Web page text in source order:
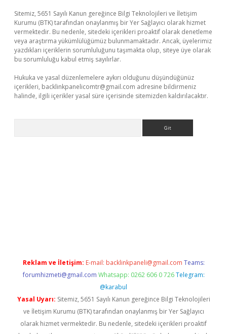
Sitemiz, 5651 Sayılı Kanun gereğince Bilgi Teknolojileri ve İletişim
Kurumu (BTK) tarafından onaylanmış bir Yer Sağlayıcı olarak hizmet
vermektedir. Bu nedenle, sitedeki içerikleri proaktif olarak denetleme
veya araştırma yükümlülüğümüz bulunmamaktadır. Ancak, üyelerimiz
yazdıkları içeriklerin sorumluluğunu taşımakta olup, siteye üye olarak
bu sorumluluğu kabul etmiş sayılırlar.
Hukuka ve yasal düzenlemelere aykırı olduğunu düşündüğünüz
içerikleri, backlinkpanelicomtr@gmail.com adresine bildirmeniz
halinde, ilgili içerikler yasal süre içerisinde sitemizden kaldırılacaktır.
Reklam ve İletişim: E-mail: backlinkpaneli@gmail.com Teams:
forumhizmeti@gmail.com Whatsapp: 0262 606 0 726 Telegram:
@karabul
Yasal Uyarı: Sitemiz, 5651 Sayılı Kanun gereğince Bilgi Teknolojileri
ve İletişim Kurumu (BTK) tarafından onaylanmış bir Yer Sağlayıcı
olarak hizmet vermektedir. Bu nedenle, sitedeki içerikleri proaktif